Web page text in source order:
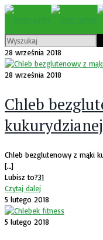
28 września 2018
28 września 2018
Chleb
kukurydzianej
Chleb bezglutenowy z mąki
[…]
Lubisz to?31
Czytaj dalej
5 lutego 2018
5 lutego 2018